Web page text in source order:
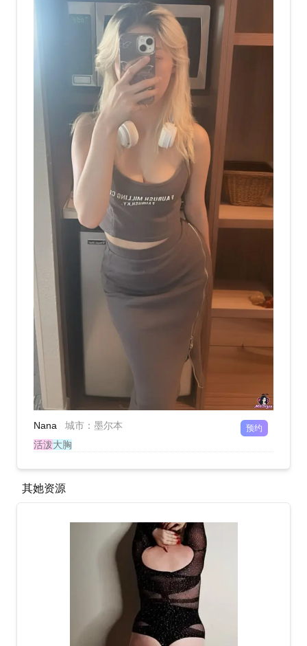
Nana 城市 ： 墨尔本 预约
活泼大胸
其她资源